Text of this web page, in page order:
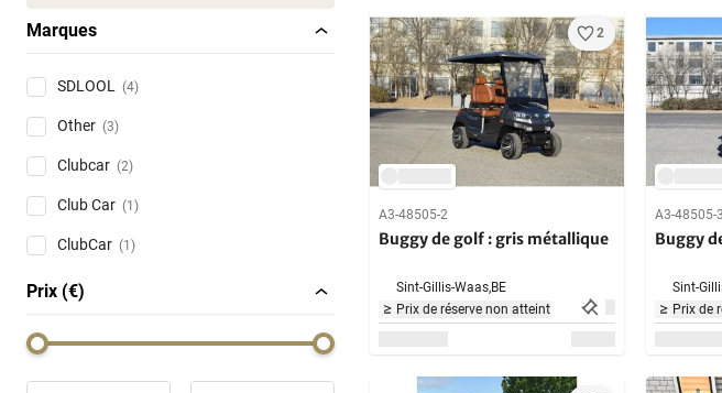
Marques
SDLOOL (4)
Other (3)
Clubcar (2)
Club Car (1)
ClubCar (1)
Prix (€)
2
A3-48505-2
Buggy de golf : gris métallique
Sint-Gillis-Waas,BE
Prix de réserve non atteint
A3-48505-3
Buggy
Sint-
Prix de